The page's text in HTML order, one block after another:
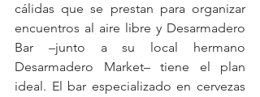
cálidas que se prestan para organizar
encuentros al aire libre y Desarmadero
Bar –junto a su local hermano
Desarmadero Market– tiene el plan
ideal. El bar especializado en cervezas